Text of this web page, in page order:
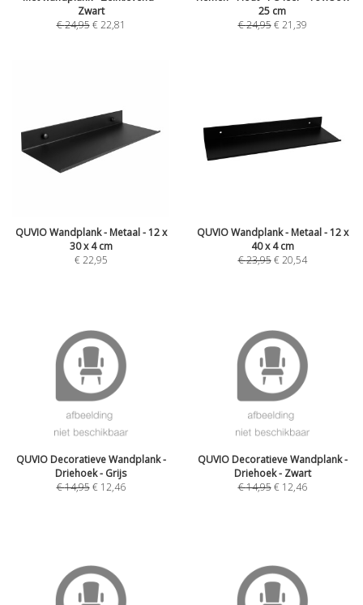
Zwart
€24,95 €22,81
25 cm
€24,95 €21,39
QUVIO Wandplank - Metaal - 12 x
30 x 4 cm
€22,95
QUVIO Wandplank - Metaal - 12 x
40 x 4 cm
€23,95 €20,54
QUVIO Decoratieve Wandplank -
Driehoek - Grijs
€14,95 € 12,46
QUVIO Decoratieve Wandplank -
Driehoek - Zwart
€14,95 € 12,46